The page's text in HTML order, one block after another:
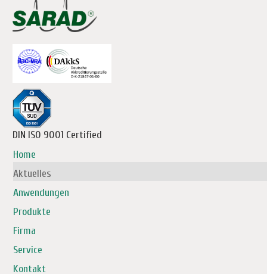
DIN ISO 9001 Certified
Home
Aktuelles
Anwendungen
Produkte
Firma
Service
Kontakt